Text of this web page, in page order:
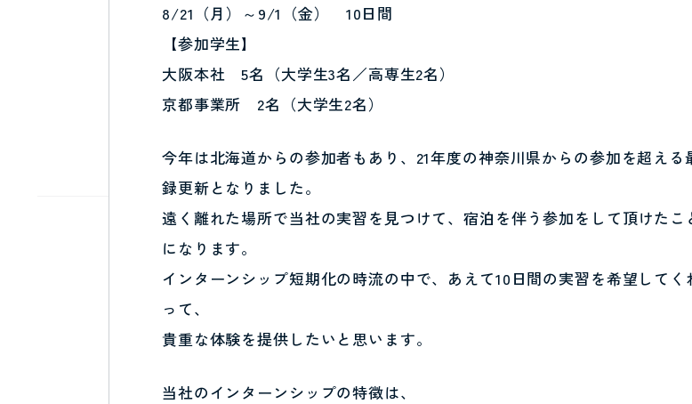
8/21（月）～9/1（金） 10日間
【参加学生】
大阪本社 5名（大学生3名／高専生2名）
京都事業所 2名（大学生2名）
今年は北海道からの参加者もあり、21年度の神奈川県からの参加を超える
録更新となりました。
遠く離れた場所で当社の実習を見つけて、宿泊を伴う参加をして頂けたこ
になります。
インターンシップ短期化の時流の中で、あえて10日間の実習を希望してく
って、
貴重な体験を提供したいと思います。
当社のインターンシップの特徴は、